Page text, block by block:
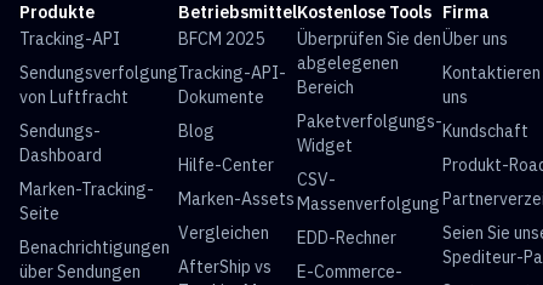
Produkte
Tracking-API
Sendungsverfolgung
von Luftfracht
Sendungs-
Dashboard
Marken-Tracking-
Seite
Benachrichtigungen
über Sendungen
Betriebsmittel
BFCM 2025
Tracking-API-
Dokumente
Blog
Hilfe-Center
Marken-Assets
Vergleichen
AfterShip vs
Kostenlose Tools
Überprüfen Sie den
abgelegenen
Bereich
Paketverfolgungs-
Widget
CSV-
Massenverfolgung
EDD-Rechner
E-Commerce-
Firma
Über uns
Kontaktieren
uns
Kundschaft
Produkt-
Seien Sie
Spediteur-